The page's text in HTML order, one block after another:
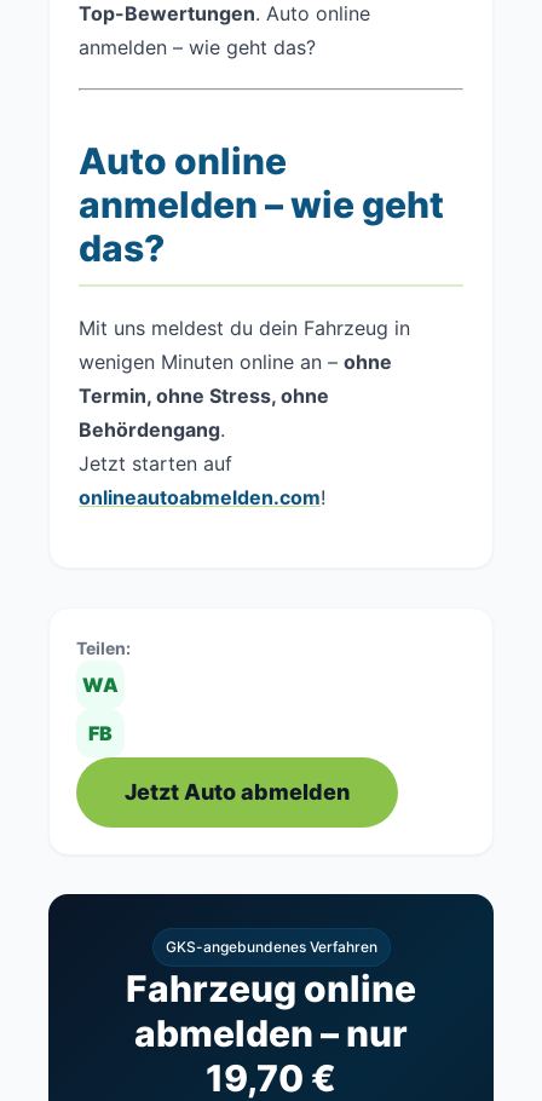
Top-Bewertungen. Auto online
anmelden – wie geht das?
Auto online
anmelden – wie geht
das?
Mit uns meldest du dein Fahrzeug in
wenigen Minuten online an – ohne
Termin, ohne Stress, ohne
Behördengang.
Jetzt starten auf
onlineautoabmelden.com!
Teilen:
WA
FB
Jetzt Auto abmelden
GKS-angebundenes Verfahren
Fahrzeug online
abmelden – nur
19,70 €